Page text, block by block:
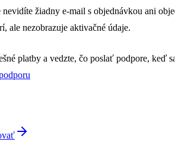
nevidíte žiadny e-mail s objednávkou ani
ale nezobrazuje aktivačné údaje.
platby a vedzte, čo poslať podpore, keď